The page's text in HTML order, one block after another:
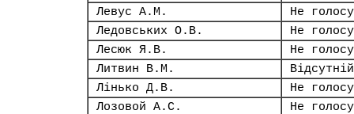
Левус А.М.
Не
Ледовських О.В.
Не
Лесюк Я.В.
Не
Литвин В.М.
Відсутній
Лінько Д.В.
Не
Лозовой А.С.
Не